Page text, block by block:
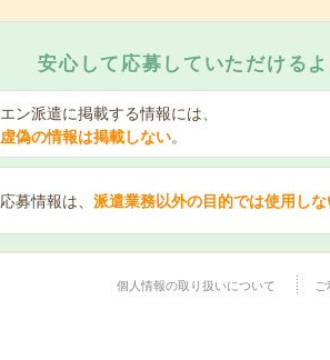
安心して応募していただけるよ
エン派遣に掲載する情報には、
虚偽の情報は掲載しない。
応募情報は、 派遣業務以外の目的では使用しな
個人情報の取り扱いについて